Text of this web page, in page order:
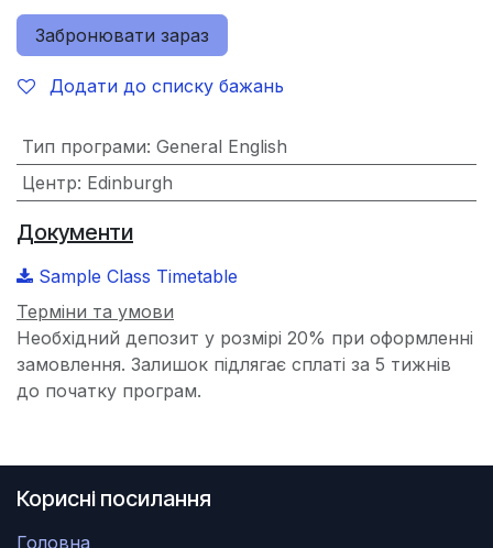
Забронювати зараз
Додати до списку бажань
Тип програми: General English
Центр: Edinburgh
Документи
Sample Class Timetable
Терміни та умови
Необхідний депозит у розмірі 20% при оформленні
замовлення. Залишок підлягає сплаті за 5 тижнів
до початку програм.
Корисні посилання
Головна